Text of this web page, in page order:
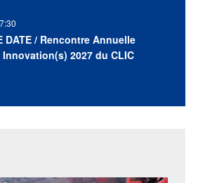
DATE / Rencontre Annuelle
2027 du CLIC